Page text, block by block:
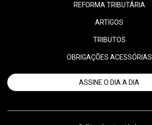
REFORMA TRIBUTÁRIA
ARTIGOS
TRIBUTOS
OBRIGAÇÕES ACESSÓRIAS
ASSINE O DIA A DIA